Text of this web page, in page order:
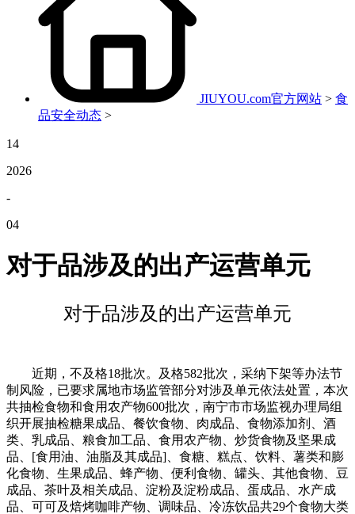
JIUYOU.com官方网站 > 食
品安全动态 >
14
2026
-
04
对于品涉及的出产运营单元
对于品涉及的出产运营单元
近期，不及格18批次。及格582批次，采纳下架等办法节
制风险，已要求属地市场监管部分对涉及单元依法处置，本次
共抽检食物和食用农产物600批次，南宁市市场监视办理局组
织开展抽检糖果成品、餐饮食物、肉成品、食物添加剂、酒
类、乳成品、粮食加工品、食用农产物、炒货食物及坚果成
品、[食用油、油脂及其成品]、食糖、糕点、饮料、薯类和膨
化食物、生果成品、蜂产物、便利食物、罐头、其他食物、豆
成品、茶叶及相关成品、淀粉及淀粉成品、蛋成品、水产成
品、可可及焙烤咖啡产物、调味品、冷冻饮品共29个食物大类